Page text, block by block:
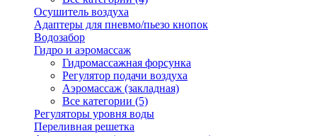
Осушитель воздуха
Адаптеры для пневмо/пьезо кнопок
Водозабор
Гидро и аэромассаж
Гидромассажная форсунка
Регулятор подачи воздуха
Аэромассаж (закладная)
Все категории (5)
Регуляторы уровня воды
Переливная решетка